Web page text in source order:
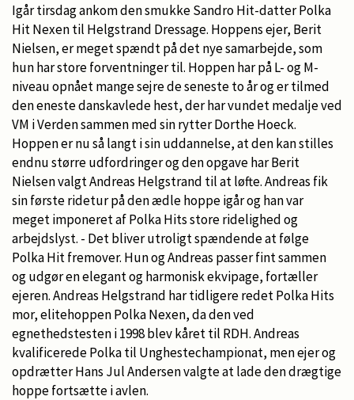
Igår tirsdag ankom den smukke Sandro Hit-datter Polka
Hit Nexen til Helgstrand Dressage. Hoppens ejer, Berit
Nielsen, er meget spændt på det nye samarbejde, som
hun har store forventninger til. Hoppen har på L- og M-
niveau opnået mange sejre de seneste to år og er tilmed
den eneste danskavlede hest, der har vundet medalje ved
VM i Verden sammen med sin rytter Dorthe Hoeck.
Hoppen er nu så langt i sin uddannelse, at den kan stilles
endnu større udfordringer og den opgave har Berit
Nielsen valgt Andreas Helgstrand til at løfte. Andreas fik
sin første ridetur på den ædle hoppe igår og han var
meget imponeret af Polka Hits store ridelighed og
arbejdslyst. - Det bliver utroligt spændende at følge
Polka Hit fremover. Hun og Andreas passer fint sammen
og udgør en elegant og harmonisk ekvipage, fortæller
ejeren. Andreas Helgstrand har tidligere redet Polka Hits
mor, elitehoppen Polka Nexen, da den ved
egnethedstesten i 1998 blev kåret til RDH. Andreas
kvalificerede Polka til Unghestechampionat, men ejer og
opdrætter Hans Jul Andersen valgte at lade den drægtige
hoppe fortsætte i avlen.